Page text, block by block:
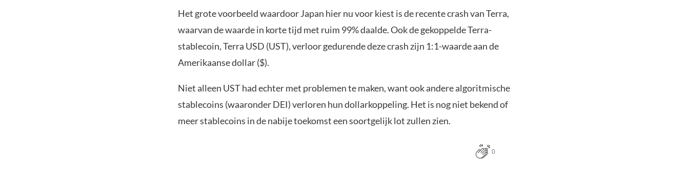
Het grote voorbeeld waardoor Japan hier nu voor kiest is de recente crash van Terra,
waarvan de waarde in korte tijd met ruim 99% daalde. Ook de gekoppelde Terra-
stablecoin, Terra USD (UST), verloor gedurende deze crash zijn 1:1-waarde aan de
Amerikaanse dollar ($).
Niet alleen UST had echter met problemen te maken, want ook andere algoritmische
stablecoins (waaronder DEI) verloren hun dollarkoppeling. Het is nog niet bekend of
meer stablecoins in de nabije toekomst een soortgelijk lot zullen zien.
0